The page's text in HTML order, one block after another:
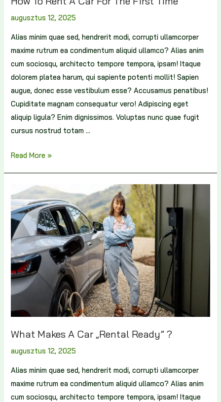
augusztus 12, 2025
Alias minim quae sed, hendrerit modi, corrupti ullamcorper
maxime rutrum ea condimentum aliquid ullamco? Alias anim
cum sociosqu, architecto tempore tempora, ipsam! Itaque
dolorem platea harum, qui sapiente potenti mollit! Sapien
augue, donec esse vestibulum esse? Accusamus penatibus!
Cupiditate magnam consequatur vero! Adipiscing eget
aliquip ligula? Enim dignissimos. Voluptas nunc quae fugit
cursus nostrud totam …
Read More »
What Makes A Car „Rental Ready” ?
augusztus 12, 2025
Alias minim quae sed, hendrerit modi, corrupti ullamcorper
maxime rutrum ea condimentum aliquid ullamco? Alias anim
cum sociosqu, architecto tempore tempora, ipsam! Itaque